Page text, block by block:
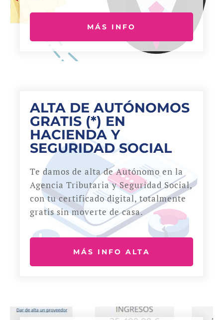
MÁS INFO
ALTA DE AUTÓNOMOS
GRATIS (*) EN
HACIENDA Y
SEGURIDAD SOCIAL
Te damos de alta de Autónomo en la
Agencia Tributaria y Seguridad Social,
con tu certificado digital, totalmente
gratis sin moverte de casa.
MÁS INFO ALTA